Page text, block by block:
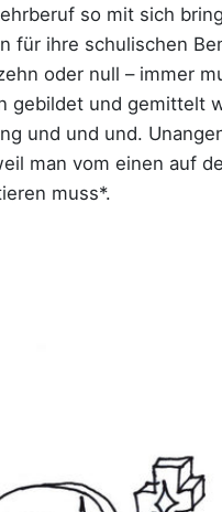
so mit sich
für ihre schulischen
oder null – immer
gebildet und gemittelt
und und und.
man vom einen auf
muss*.